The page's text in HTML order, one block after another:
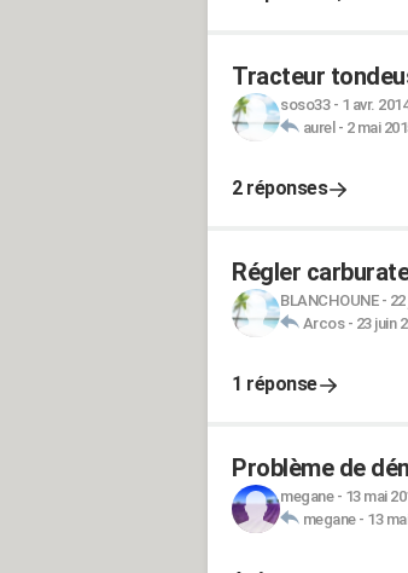
Tracteur
soso33- 1 avr.
aurel - 2 mai
2 réponses
Régler
BLANCHOUNE-
Arcos- 23 juin
1 réponse
Problème de
megane- 13 mai
megane- 13